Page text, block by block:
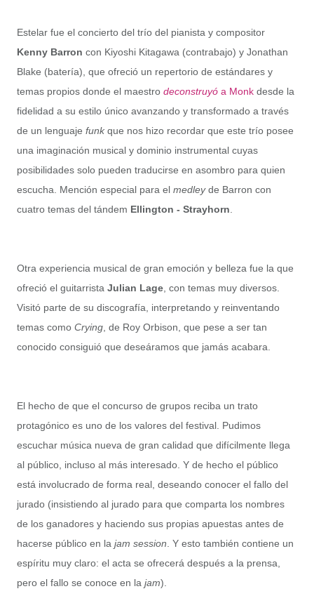
Estelar fue el concierto del trío del pianista y compositor
Kenny Barron con Kiyoshi Kitagawa (contrabajo) y Jonathan
Blake (batería), que ofreció un repertorio de estándares y
temas propios donde el maestro deconstruyó a Monk desde la
fidelidad a su estilo único avanzando y transformado a través
de un lenguaje funkque nos hizo recordar que este trío posee
una imaginación musical y dominio instrumental cuyas
posibilidades solo pueden traducirse en asombro para quien
escucha. Mención especial para el medleyde Barron con
cuatro temas del tándem Ellington - Strayhorn
Otra experiencia musical de gran emoción y belleza fue la que
ofreció el guitarrista Julian Lage , con temas muy diversos.
Visitó parte de su discografía, interpretando y reinventando
temas como Crying , de Roy Orbison, que pese a ser tan
conocido consiguió que deseáramos que jamás acabara.
El hecho de que el concurso de grupos reciba un trato
protagónico es uno de los valores del festival. Pudimos
escuchar música nueva de gran calidad que difícilmente llega
al público, incluso al más interesado. Y de hecho el público
está involucrado de forma real, deseando conocer el fallo del
jurado (insistiendo al jurado para que comparta los nombres
de los ganadores y haciendo sus propias apuestas antes de
hacerse público en la jam session . Y esto también contiene un
espíritu muy claro: el acta se ofrecerá después a la prensa,
pero el fallo se conoce en la jam).